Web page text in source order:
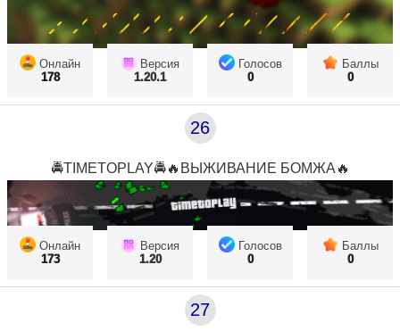
Онлайн
178
Версия
1.20.1
Голосов
0
Баллы
0
26
🚔TIMETOPLAY🚔🔥ВЫЖИВАНИЕ БОМЖА🔥
Онлайн
173
Версия
1.20
Голосов
0
Баллы
0
27